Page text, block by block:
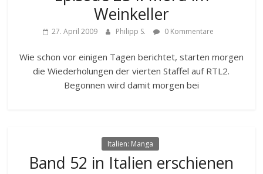
Weinkeller
27. April 2009 Philipp S. 0 Kommentare
Wie schon vor einigen Tagen berichtet, starten morgen
die Wiederholungen der vierten Staffel auf RTL2.
Begonnen wird damit morgen bei
Italien: Manga
Band 52 in Italien erschienen